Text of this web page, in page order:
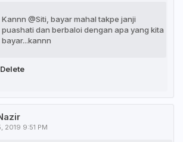
Kannn @Siti, bayar mahal takpe janji
puashati dan berbaloi dengan apa yang kita
bayar...kannn
Delete
2019 9:51 PM